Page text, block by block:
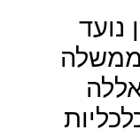
נועד